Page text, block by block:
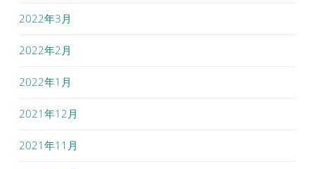
2022年3月
2022年2月
2022年1月
2021年12月
2021年11月